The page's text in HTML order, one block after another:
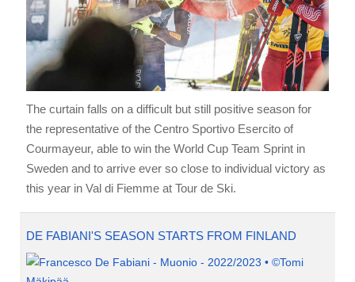
The curtain falls on a difficult but still positive season for
the representative of the Centro Sportivo Esercito of
Courmayeur, able to win the World Cup Team Sprint in
Sweden and to arrive ever so close to individual victory as
this year in Val di Fiemme at Tour de Ski.
DE FABIANI'S SEASON STARTS FROM FINLAND